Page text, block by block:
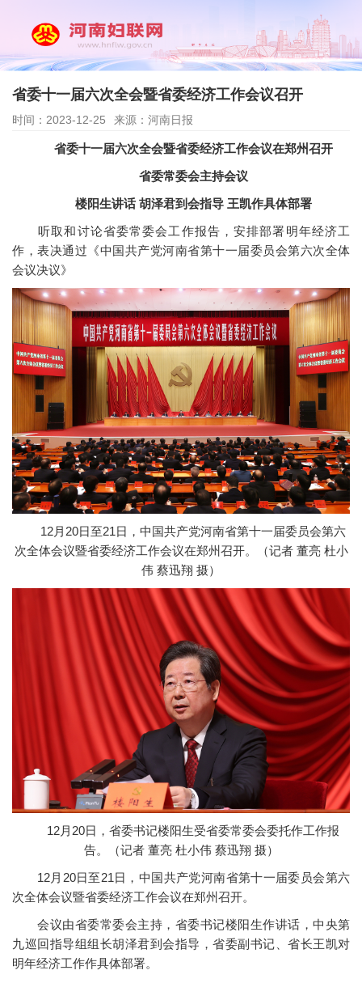
省委十一届六次全会暨省委经济工作会议召开
时间：2023-12-25 来源：河南日报
省委十一届六次全会暨省委经济工作会议在郑州召开
省委常委会主持会议
楼阳生讲话 胡泽君到会指导 王凯作具体部署
听取和讨论省委常委会工作报告，安排部署明年经济工
作，表决通过《中国共产党河南省第十一届委员会第六次全体
会议决议》
12月20日至21日，中国共产党河南省第十一届委员会第六
次全体会议暨省委经济工作会议在郑州召开。（记者 董亮 杜小
伟 蔡迅翔 摄）
12月20日，省委书记楼阳生受省委常委会委托作工作报
告。（记者 董亮 杜小伟 蔡迅翔 摄）
12月20日至21日，中国共产党河南省第十一届委员会第六
次全体会议暨省委经济工作会议在郑州召开。
会议由省委常委会主持，省委书记楼阳生作讲话，中央第
九巡回指导组组长胡泽君到会指导，省委副书记、省长王凯对
明年经济工作作具体部署。